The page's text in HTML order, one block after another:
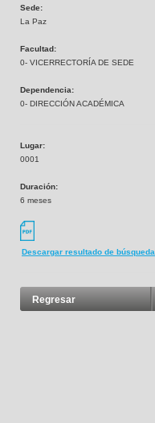
Sede:
La Paz
Facultad:
0- VICERRECTORÍA DE SEDE
Dependencia:
0- DIRECCIÓN ACADÉMICA
Lugar:
0001
Duración:
6 meses
Descargar resultado de búsqueda
Regresar